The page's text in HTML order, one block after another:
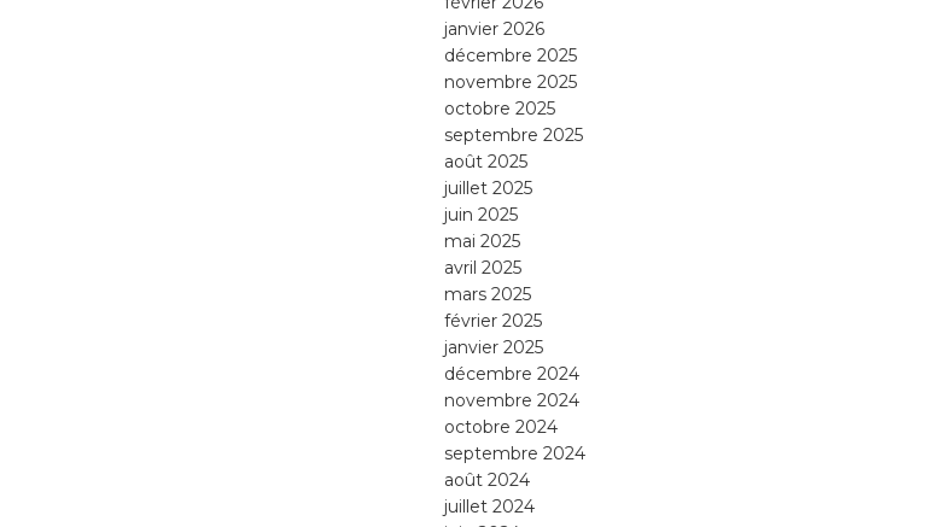
janvier 2026
décembre 2025
novembre 2025
octobre 2025
septembre 2025
août 2025
juillet 2025
juin 2025
mai 2025
avril 2025
mars 2025
février 2025
janvier 2025
décembre 2024
novembre 2024
octobre 2024
septembre 2024
août 2024
juillet 2024